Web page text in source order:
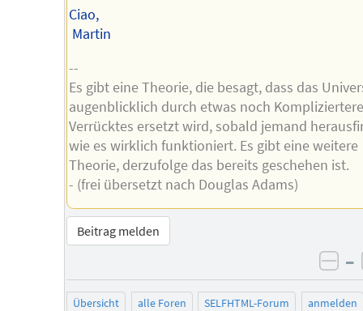
Ciao,
Martin
--
Es gibt eine Theorie, die besagt, dass das
augenblicklich durch etwas noch
Verrücktes ersetzt wird, sobald jemand
wie es wirklich funktioniert. Es gibt eine weitere
Theorie, derzufolge das bereits geschehen ist.
- (frei übersetzt nach Douglas Adams)
Beitrag melden
–
Übersicht alle Foren SELFHTML-Forum
anmelden